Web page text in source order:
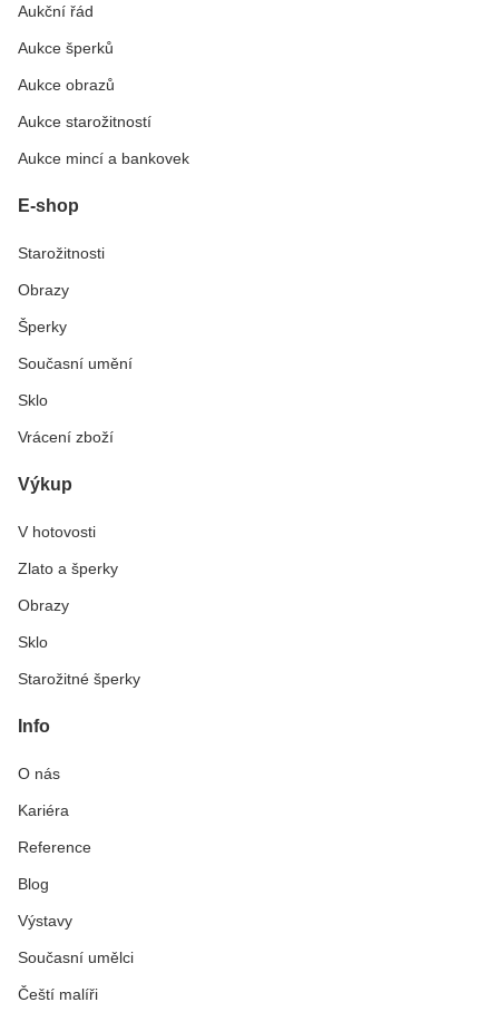
Aukční řád
Aukce šperků
Aukce obrazů
Aukce starožitností
Aukce mincí a bankovek
E-shop
Starožitnosti
Obrazy
Šperky
Současní umění
Sklo
Vrácení zboží
Výkup
V hotovosti
Zlato a šperky
Obrazy
Sklo
Starožitné šperky
Info
O nás
Kariéra
Reference
Blog
Výstavy
Současní umělci
Čeští malíři